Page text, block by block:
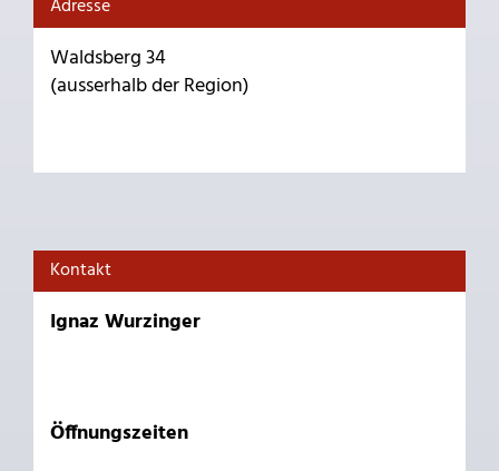
Adresse
Waldsberg 34
(ausserhalb der Region)
Kontakt
Ignaz Wurzinger
Öffnungszeiten